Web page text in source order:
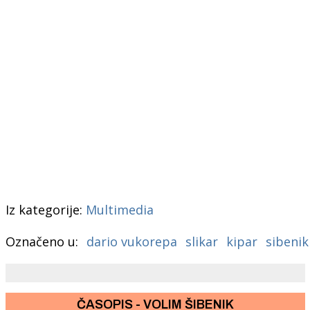
Iz kategorije: Multimedia
Označeno u: dario vukorepa slikar kipar sibenik
ČASOPIS - VOLIM ŠIBENIK